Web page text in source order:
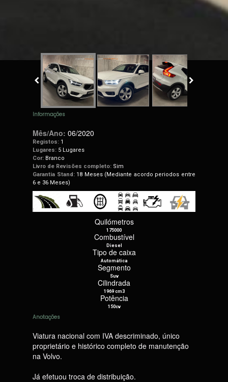
Quilómetros
175000
Combustível
Diesel
Tipo de caixa
Automática
Segmento
Suv
Cilindrada
1969 cm3
Potência
150cv
Anotações
Viatura nacional com IVA descriminado, único
proprietário e histórico completo de manutenção
na Volvo.
Já efetuou troca de distribuição.
Informações
Mês/Ano: 06/2020
Registos: 1
Lugares: 5 Lugares
Cor: Branco
Livro de Revisões completo: Sim
Garantia Stand: 18 Meses (Mediante acordo periodos entre
6 e 36 Meses)